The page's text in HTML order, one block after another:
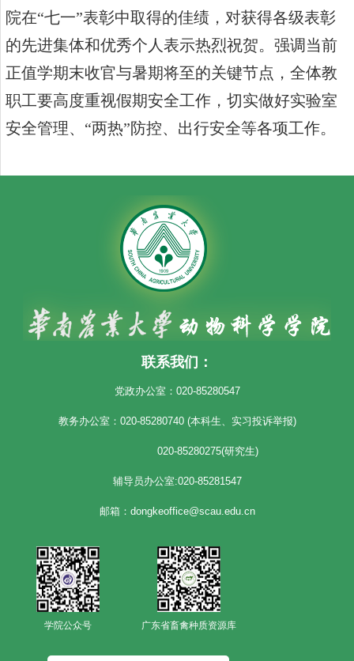
院在“七一”表彰中取得的佳绩，对获得各级表彰
的先进集体和优秀个人表示热烈祝贺。强调当前
正值学期末收官与暑期将至的关键节点，全体教
职工要高度重视假期安全工作，切实做好实验室
安全管理、“两热”防控、出行安全等各项工作。
联系我们：
党政办公室：020-85280547
教务办公室：020-85280740 (本科生、实习投诉举报)
020-85280275(研究生)
辅导员办公室:020-85281547
邮箱：dongkeoffice@scau.edu.cn
学院公众号 广东省畜禽种质资源库